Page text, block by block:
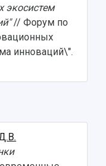
экосистем
// Форум по
инноваций\".